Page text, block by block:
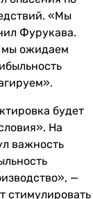
«Мы
Фурукава.
мы ожидаем
будет
На
важность
—
стимулировать